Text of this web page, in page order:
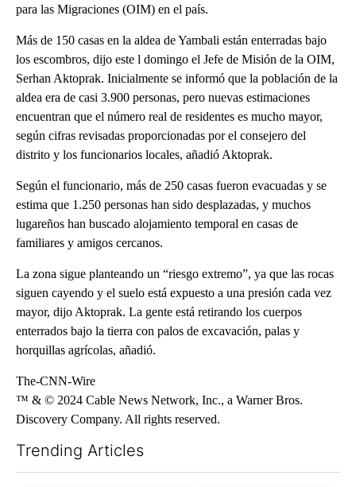
para las Migraciones (OIM) en el país.
Más de 150 casas en la aldea de Yambali están enterradas bajo
los escombros, dijo este l domingo el Jefe de Misión de la OIM,
Serhan Aktoprak. Inicialmente se informó que la población de la
aldea era de casi 3.900 personas, pero nuevas estimaciones
encuentran que el número real de residentes es mucho mayor,
según cifras revisadas proporcionadas por el consejero del
distrito y los funcionarios locales, añadió Aktoprak.
Según el funcionario, más de 250 casas fueron evacuadas y se
estima que 1.250 personas han sido desplazadas, y muchos
lugareños han buscado alojamiento temporal en casas de
familiares y amigos cercanos.
La zona sigue planteando un “riesgo extremo”, ya que las rocas
siguen cayendo y el suelo está expuesto a una presión cada vez
mayor, dijo Aktoprak. La gente está retirando los cuerpos
enterrados bajo la tierra con palos de excavación, palas y
horquillas agrícolas, añadió.
The-CNN-Wire
™ & © 2024 Cable News Network, Inc., a Warner Bros.
Discovery Company. All rights reserved.
Trending Articles